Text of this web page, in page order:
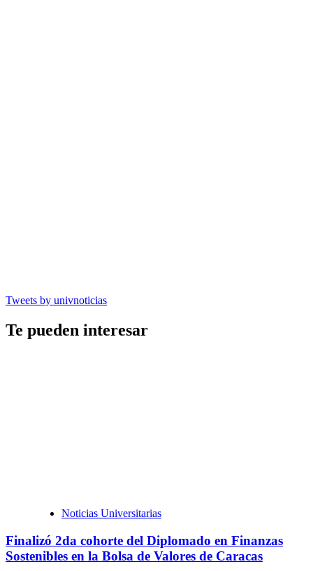
Tweets by univnoticias
Te pueden interesar
Noticias Universitarias
Finalizó 2da cohorte del Diplomado en Finanzas
Sostenibles en la Bolsa de Valores de Caracas